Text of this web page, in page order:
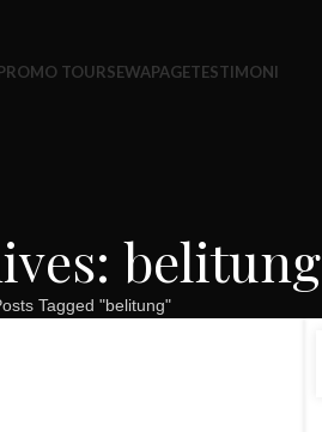
TOURSEWAPAGETESTIMONI
belitung
Tagged "belitung"